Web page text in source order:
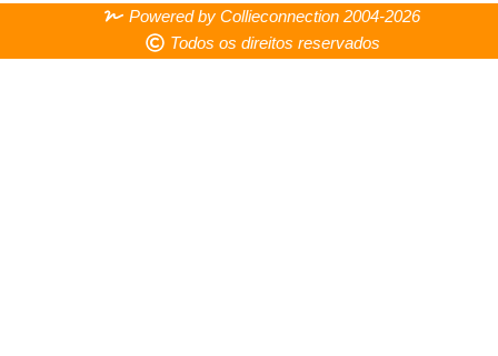
Powered by Collieconnection 2004-2026
Todos os direitos reservados